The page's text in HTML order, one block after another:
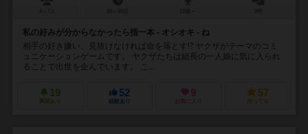
私の好みが分からなかったら指一本 - オシオキ - ね
相手の好き嫌い、見抜けなければ命を落とす⁉ ヤクザがテーマのコミ
ュニケーションゲームです。 ヤクザたちは組長の一人娘に気に入られ
ることで出世を企んでいます。 こ...
19
興味あり
52
経験あり
9
お気に入り
57
持ってる